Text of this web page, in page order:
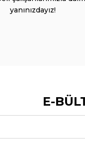
yanınızdayız!
E-